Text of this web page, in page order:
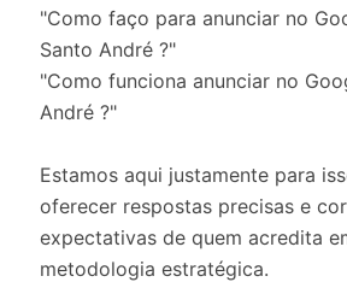
"Como faço para anunciar no
Santo André ?"
"Como funciona anunciar no
André ?"
Estamos aqui justamente para
oferecer respostas precisas e
expectativas de quem acredita
metodologia estratégica.